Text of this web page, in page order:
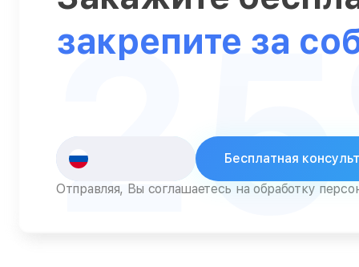
Сканеры
Стедикамы
Стиральные машины
закрепите за
Бесплатная
Отправляя, Вы соглашаетесь на обработку